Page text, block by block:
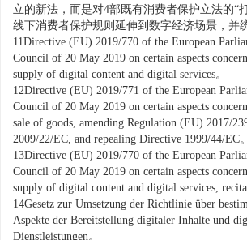
立的新法，而是对4部既有消费者保护立法的“
线下消费者保护规则延伸到数字经济场景，并
11Directive (EU) 2019/770 of the European
Council of 20 May 2019 on certain aspects
supply of digital content and digital services。
12Directive (EU) 2019/771 of the European
Council of 20 May 2019 on certain aspects
sale of goods, amending Regulation (EU) 2017/
2009/22/EC, and repealing Directive 1999/44/EC。
13Directive (EU) 2019/770 of the European
Council of 20 May 2019 on certain aspects
supply of digital content and digital services,
14Gesetz zur Umsetzung der Richtlinie über
Aspekte der Bereitstellung digitaler Inhalte und
Dienstleistungen。